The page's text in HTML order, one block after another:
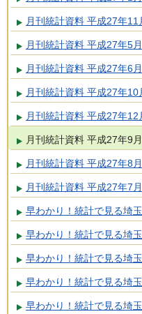
月刊統計資料 平成27年11
月刊統計資料 平成27年5
月刊統計資料 平成27年6
月刊統計資料 平成27年10
月刊統計資料 平成27年12
月刊統計資料 平成27年9
月刊統計資料 平成27年8
月刊統計資料 平成27年7
早わかり！統計で見る埼
早わかり！統計で見る埼
早わかり！統計で見る埼
早わかり！統計で見る埼
早わかり！統計で見る埼